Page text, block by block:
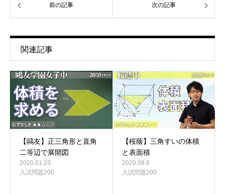
前の記事 次の記事
関連記事
【鷗友】正三角形と直角
二等辺で展開図
2020.01.23
入試問題200
【桜蔭】三角すいの体積
と表面積
2020.08.6
入試問題200